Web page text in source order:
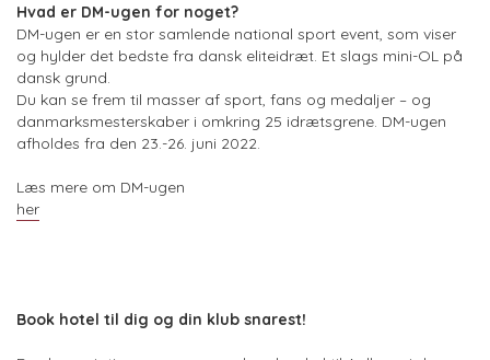
Hvad er DM-ugen for noget?
DM-ugen er en stor samlende national sport event, som viser
og hylder det bedste fra dansk eliteidræt. Et slags mini-OL på
dansk grund.
Du kan se frem til masser af sport, fans og medaljer – og
danmarksmesterskaber i omkring 25 idrætsgrene. DM-ugen
afholdes fra den 23.-26. juni 2022.
Læs mere om DM-ugen
her
Book hotel til dig og din klub snarest!